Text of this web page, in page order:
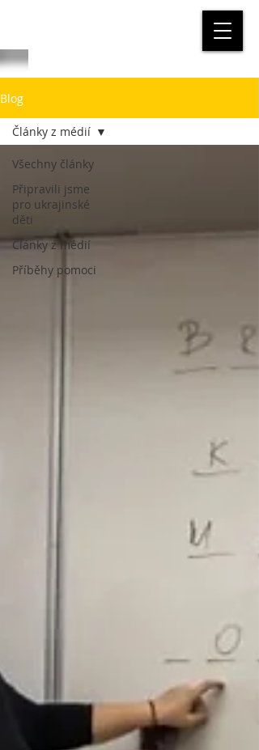
Blog
Všechny články
Připravili jsme
pro ukrajinské
děti
Články z médií
Příběhy pomoci
Články z médií